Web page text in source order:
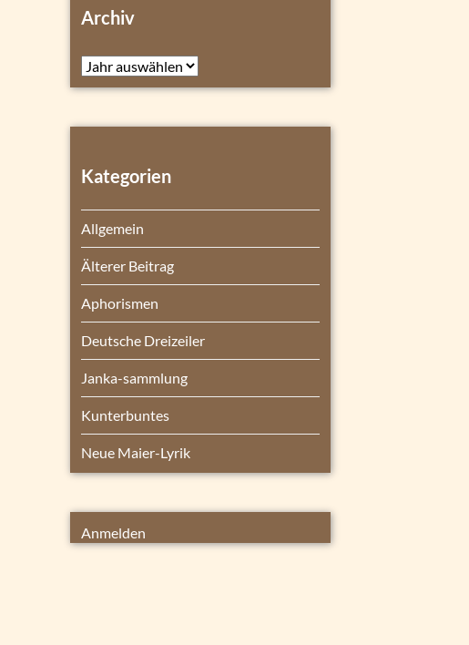
Archiv
Archiv
Kategorien
Allgemein
Älterer Beitrag
Aphorismen
Deutsche Dreizeiler
Janka-sammlung
Kunterbuntes
Neue Maier-Lyrik
Anmelden